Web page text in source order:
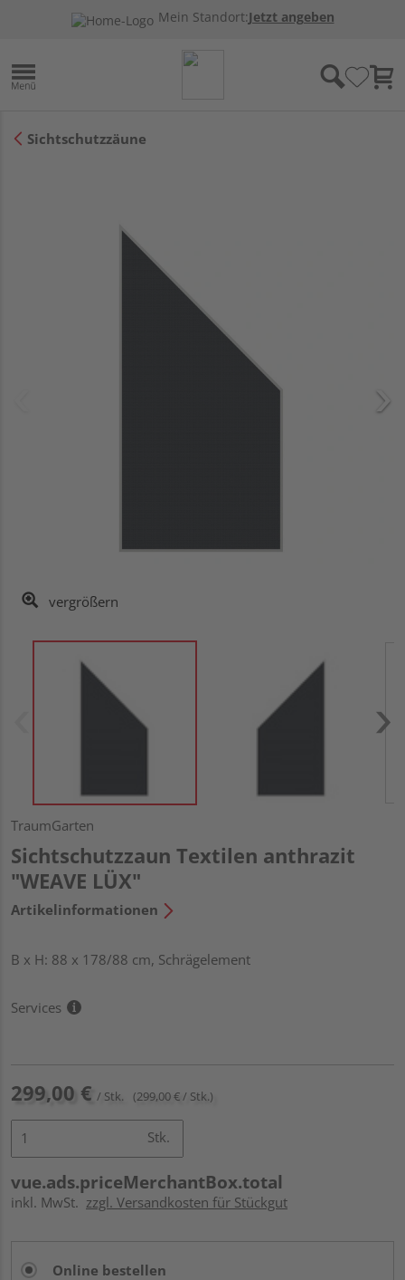
Mein Standort:Jetzt angeben
Sichtschutzzäune
vergrößern
TraumGarten
Sichtschutzzaun Textilen anthrazit
"WEAVE LÜX"
Artikelinformationen
B x H: 88 x 178/88 cm, Schrägelement
Services
299,00 € / Stk. (299,00 € / Stk.)
Stk.
vue.ads.priceMerchantBox.total
inkl. MwSt. zzgl. Versandkosten für Stückgut
Online bestellen